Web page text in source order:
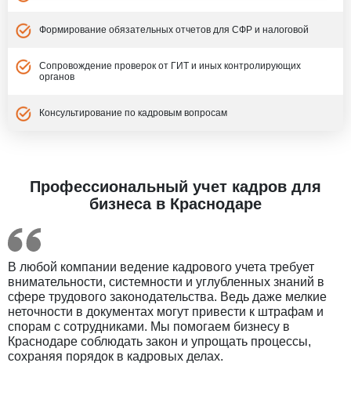
Формирование обязательных отчетов для СФР и налоговой
Сопровождение проверок от ГИТ и иных контролирующих
органов
Консультирование по кадровым вопросам
Профессиональный учет кадров для
бизнеса в Краснодаре
В любой компании ведение кадрового учета требует
внимательности, системности и углубленных знаний в
сфере трудового законодательства. Ведь даже мелкие
неточности в документах могут привести к штрафам и
спорам с сотрудниками. Мы помогаем бизнесу в
Краснодаре соблюдать закон и упрощать процессы,
сохраняя порядок в кадровых делах.